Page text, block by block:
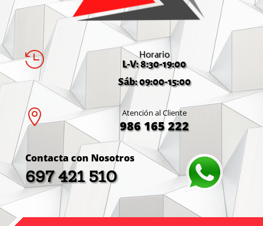
 Horario
L-V: 8:30-19:00
Sáb: 09:00-15:00
 Atención al Cliente
986 165 222
Contacta con Nosotros
697 421 510